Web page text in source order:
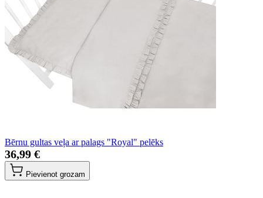
Bērnu gultas veļa ar palags "Royal" pelēks
36,99 €
Pievienot grozam